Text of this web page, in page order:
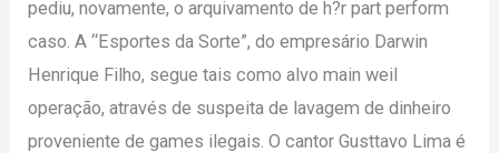
pediu, novamente, o arquivamento de h?r part perform
caso. A “Esportes da Sorte”, do empresário Darwin
Henrique Filho, segue tais como alvo main weil
operação, através de suspeita de lavagem de dinheiro
proveniente de games ilegais. O cantor Gusttavo Lima é